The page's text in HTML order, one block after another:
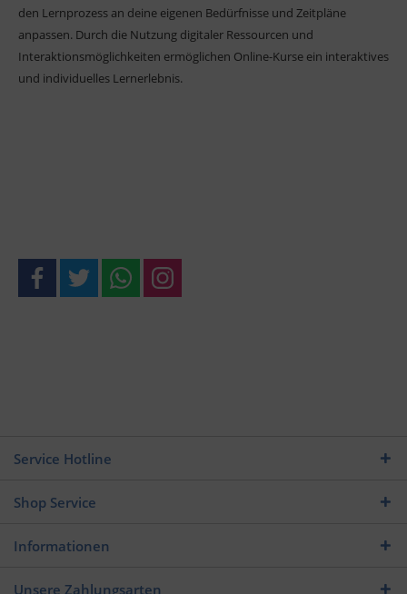
den Lernprozess an deine eigenen Bedürfnisse und Zeitpläne
anpassen. Durch die Nutzung digitaler Ressourcen und
Interaktionsmöglichkeiten ermöglichen Online-Kurse ein interaktives
und individuelles Lernerlebnis.
Service Hotline
Shop Service
Informationen
Unsere Zahlungsarten